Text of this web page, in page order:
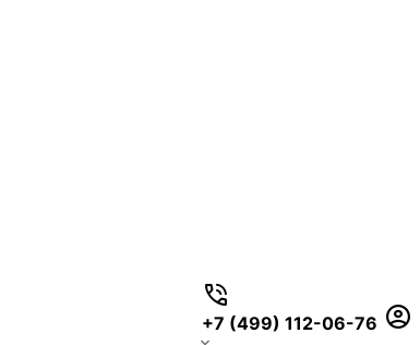
+7 (499) 112-06-76